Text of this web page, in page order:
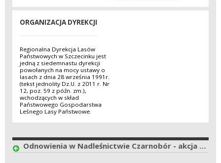
ORGANIZACJA DYREKCJI
Regionalna Dyrekcja Lasów
Państwowych w Szczecinku jest
jedną z siedemnastu dyrekcji
powołanych na mocy ustawy o
lasach z dnia 28 września 1991r.
(tekst jednolity Dz.U. z 2011 r. Nr
12, poz. 59 z późn. zm.),
wchodzących w skład
Państwowego Gospodarstwa
Leśnego Lasy Państwowe.
Odnowienia w Nadleśnictwie Czarnobór - akcja biura RDLP w Szczecinku